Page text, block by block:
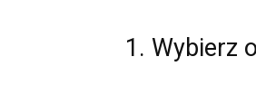
1. Wybierz